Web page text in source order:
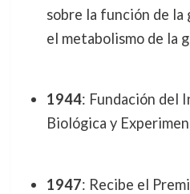
sobre la función de
el metabolismo de la
1944: Fundación del
Biológica y
1947: Recibe el